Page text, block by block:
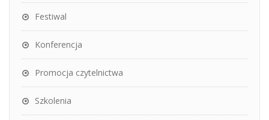
Festiwal
Konferencja
Promocja czytelnictwa
Szkolenia